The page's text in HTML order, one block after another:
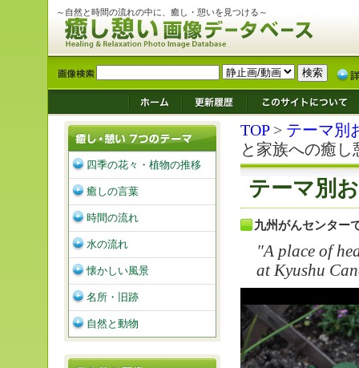
～自然と時間の流れの中に、癒し・憩いを見つける～
TOP> テーマ別
と家族への癒し
テーマ別
九州がんセンター
"A place of
at Kyushu
四季の花々・植物の推移
癒しの言葉
時間の流れ
水の流れ
懐かしい風景
名所・旧跡
自然と動物